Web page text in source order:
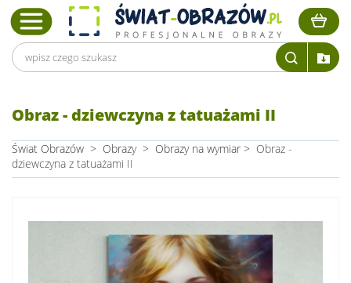
Obraz - dziewczyna z tatuażami II
Świat Obrazów > Obrazy > Obrazy na wymiar > Obraz -
dziewczyna z tatuażami II